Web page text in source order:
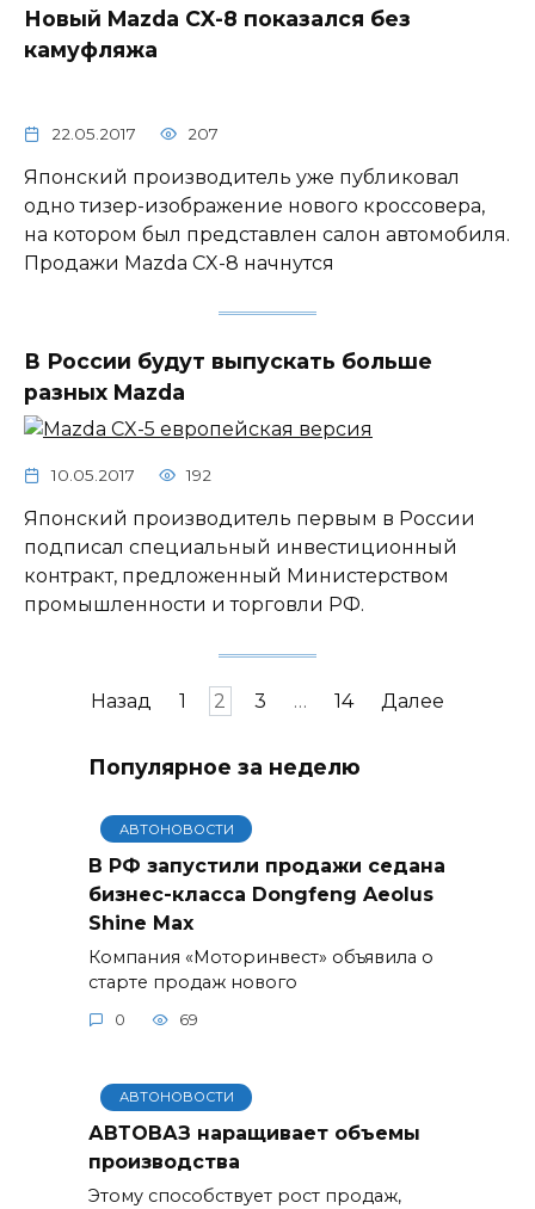
Новый Mazda CX-8 показался без
камуфляжа
22.05.2017 207
Японский производитель уже публиковал
одно тизер-изображение нового кроссовера,
на котором был представлен салон автомобиля.
Продажи Mazda CX-8 начнутся
В России будут выпускать больше
разных Mazda
10.05.2017 192
Японский производитель первым в России
подписал специальный инвестиционный
контракт, предложенный Министерством
промышленности и торговли РФ.
Навигация
записям
Назад 1 2 3 … 14 Далее
Популярное за неделю
АВТОНОВОСТИ
В РФ запустили продажи седана
бизнес-класса Dongfeng Aeolus
Shine Max
Компания «Моторинвест» объявила о
старте продаж нового
0 69
АВТОНОВОСТИ
АВТОВАЗ наращивает объемы
производства
Этому способствует рост продаж,